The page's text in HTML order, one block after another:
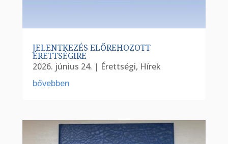
JELENTKEZÉS ELŐREHOZOTT
ÉRETTSÉGIRE
2026. június 24. | Érettségi, Hírek
bővebben